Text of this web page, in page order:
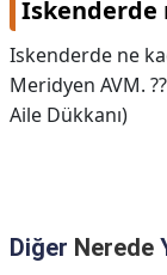
Iskenderde
Iskenderde ne
Meridyen AVM.
Aile Dükkanı)
Diğer Nerede